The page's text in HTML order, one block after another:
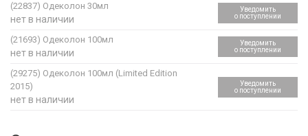
(22837) Одеколон 30мл
нет в наличии
Уведомить
о поступлении
(21693) Одеколон 100мл
нет в наличии
Уведомить
о поступлении
(29275) Одеколон 100мл (Limited Edition
2015)
нет в наличии
Уведомить
о поступлении